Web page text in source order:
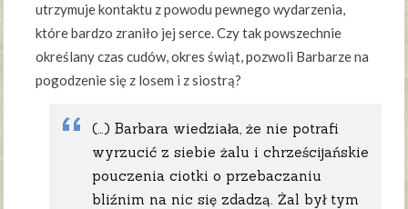
utrzymuje kontaktu z powodu pewnego wydarzenia,
które bardzo zraniło jej serce. Czy tak powszechnie
określany czas cudów, okres świąt, pozwoli Barbarze na
pogodzenie się z losem i z siostrą?
(…) Barbara wiedziała, że nie potrafi
wyrzucić z siebie żalu i chrześcijańskie
pouczenia ciotki o przebaczaniu
bliźnim na nic się zdadzą. Żal był tym